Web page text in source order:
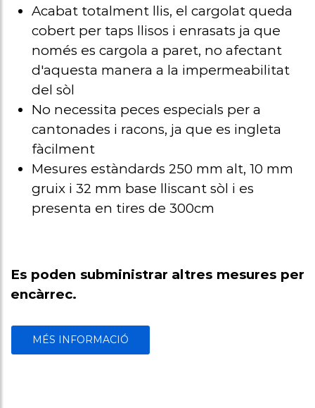
Acabat totalment llis, el cargolat queda
cobert per taps llisos i enrasats ja que
només es cargola a paret, no afectant
d'aquesta manera a la impermeabilitat
del sòl
No necessita peces especials per a
cantonades i racons, ja que es ingleta
fàcilment
Mesures estàndards 250 mm alt, 10 mm
gruix i 32 mm base lliscant sòl i es
presenta en tires de 300cm
Es poden subministrar altres mesures per
encàrrec.
MÉS INFORMACIÓ